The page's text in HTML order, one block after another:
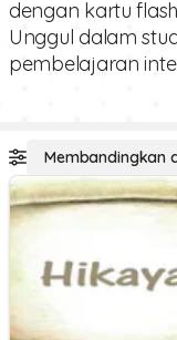
dengan kartu
Unggul dalam
pembelajaran
Membandingkan